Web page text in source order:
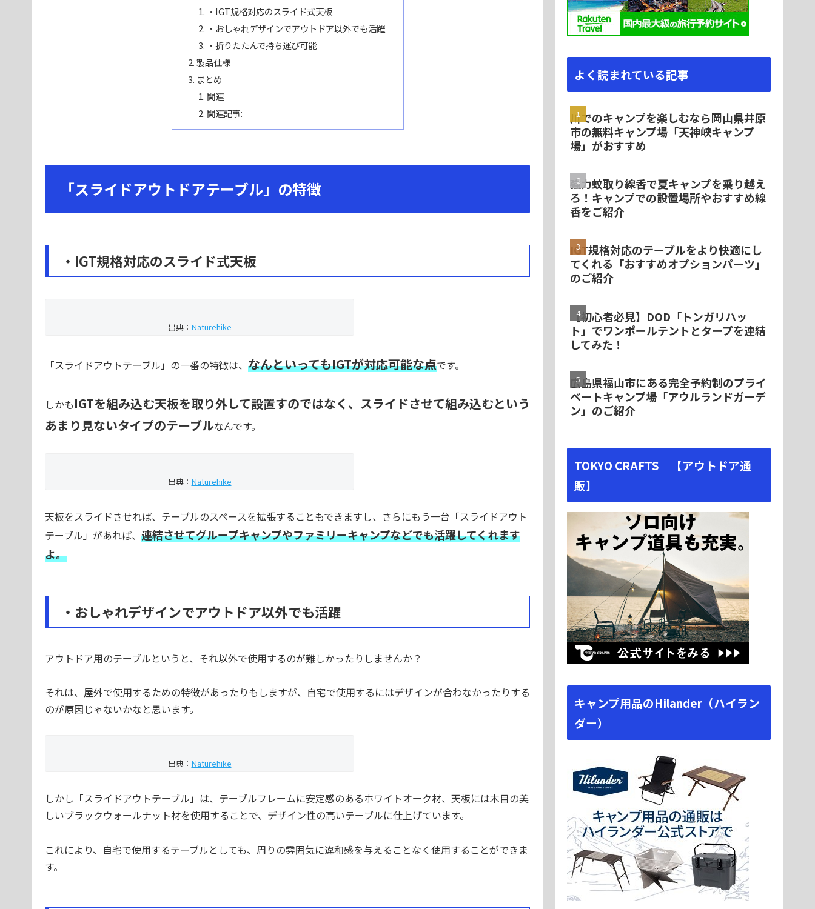
・IGT規格対応のスライド式天板
・おしゃれデザインでアウトドア以外でも活躍
・折りたたんで持ち運び可能
製品仕様
まとめ
関連
関連記事:
「スライドアウトドアテーブル」の特徴
・IGT規格対応のスライド式天板
出典： Naturehike
「スライドアウトテーブル」の一番の特徴は、 なんといってもIGTが対応可能な点です。
しかもIGTを組み込む天板を取り外して設置すのではなく、スライドさせて組み込むという
あまり見ないタイプのテーブルなんです。
出典： Naturehike
天板をスライドさせれば、テーブルのスペースを拡張することもできますし、さらにもう一台「スライドアウト
テーブル」があれば、 連結させてグループキャンプやファミリーキャンプなどでも活躍してくれます
よ。
・おしゃれデザインでアウトドア以外でも活躍
アウトドア用のテーブルというと、それ以外で使用するのが難しかったりしませんか？
それは、屋外で使用するための特徴があったりもしますが、自宅で使用するにはデザインが合わなかったりする
のが原因じゃないかなと思います。
出典： Naturehike
しかし「スライドアウトテーブル」は、テーブルフレームに安定感のあるホワイトオーク材、天板には木目の美
しいブラックウォールナット材を使用することで、デザイン性の高いテーブルに仕上げています。
これにより、自宅で使用するテーブルとしても、周りの雰囲気に違和感を与えることなく使用することができま
す。
よく読まれている記事
川でのキャンプを楽しむなら岡山県井原
市の無料キャンプ場「天神峡キャンプ
場」がおすすめ
強力蚊取り線香で夏キャンプを乗り越え
ろ！キャンプでの設置場所やおすすめ線
香をご紹介
IGT規格対応のテーブルをより快適にし
てくれる「おすすめオプションパーツ」
のご紹介
【初心者必見】DOD「トンガリハッ
ト」でワンポールテントとタープを連結
してみた！
広島県福山市にある完全予約制のプライ
ベートキャンプ場「アウルランドガーデ
ン」のご紹介
TOKYO CRAFTS｜【アウトドア通
販】
キャンプ用品のHilander（ハイラン
ダー）